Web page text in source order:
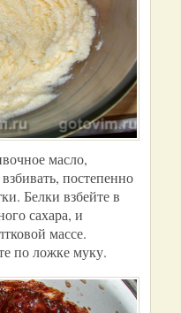
масло,
постепенно
Белки взбейте в
сахара, и
массе.
по ложке муку.